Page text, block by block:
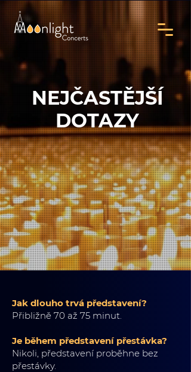
NEJČASTĚJŠÍ
DOTAZY
Jak dlouho trvá představení?
Přibližně 70 až 75 minut.
Je během představení přestávka?
Nikoli, představení proběhne bez
přestávky.